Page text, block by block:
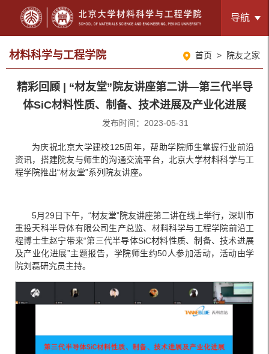
导航
材料科学与工程学院 首页 > 院友之家
精彩回顾 | “材友堂”院友讲座第二讲—第三代半导
体SiC材料性质、制备、技术进展及产业化进展
发布时间：2023-05-31
为庆祝北京大学建校125周年，帮助学院师生掌握行业前沿
资讯，搭建院友与师生的沟通交流平台，北京大学材料科学与工
程学院推出“材友堂”系列院友讲座。
5月29日下午，“材友堂”院友讲座第二讲在线上举行，深圳市
重投天科半导体有限公司生产总监、材料科学与工程学院前沿工
程博士生赵宁带来“第三代半导体SiC材料性质、制备、技术进展
及产业化进展”主题报告，学院师生约50人参加活动，活动由学
院刘磊研究员主持。